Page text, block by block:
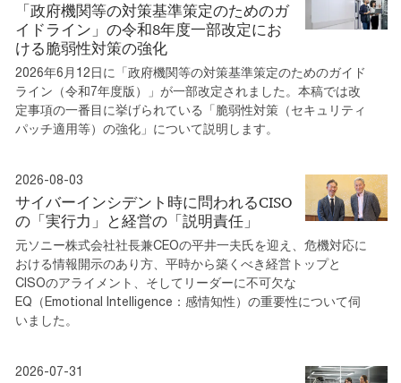
「政府機関等の対策基準策定のためのガ
イドライン」の令和8年度一部改定にお
ける脆弱性対策の強化
2026年6月12日に「政府機関等の対策基準策定のためのガイド
ライン（令和7年度版）」が一部改定されました。本稿では改
定事項の一番目に挙げられている「脆弱性対策（セキュリティ
パッチ適用等）の強化」について説明します。
2026-08-03
サイバーインシデント時に問われるCISO
の「実行力」と経営の「説明責任」
元ソニー株式会社社長兼CEOの平井一夫氏を迎え、危機対応に
おける情報開示のあり方、平時から築くべき経営トップと
CISOのアライメント、そしてリーダーに不可欠な
EQ（Emotional Intelligence：感情知性）の重要性について伺
いました。
2026-07-31